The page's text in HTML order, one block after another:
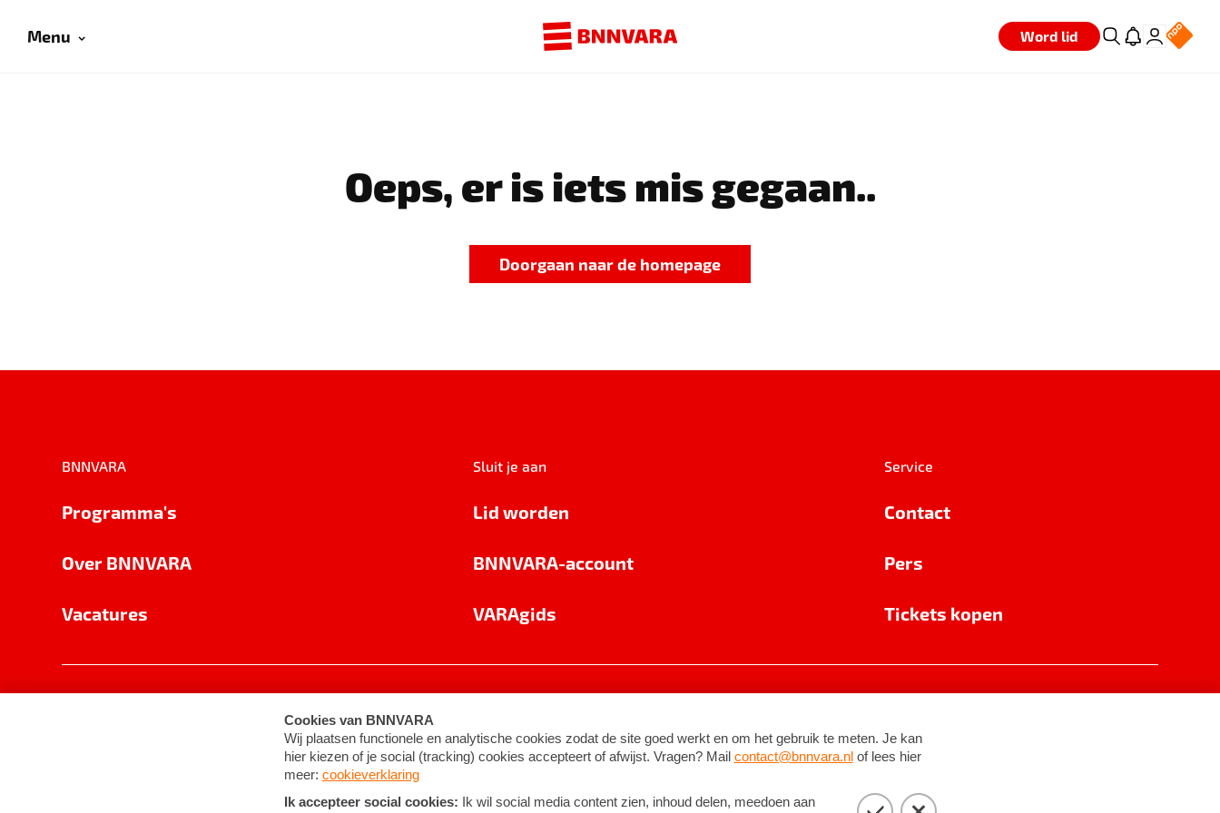
Menu Word lid
Oeps, er is iets mis gegaan..
Doorgaan naar de homepage
BNNVARA
Programma's
Over BNNVARA
Vacatures
Sluit je aan
Lid worden
BNNVARA-account
VARAgids
Service
Contact
Pers
Tickets kopen
Cookie-instellingen Algemene voorwaarden ©2026BNNVARA